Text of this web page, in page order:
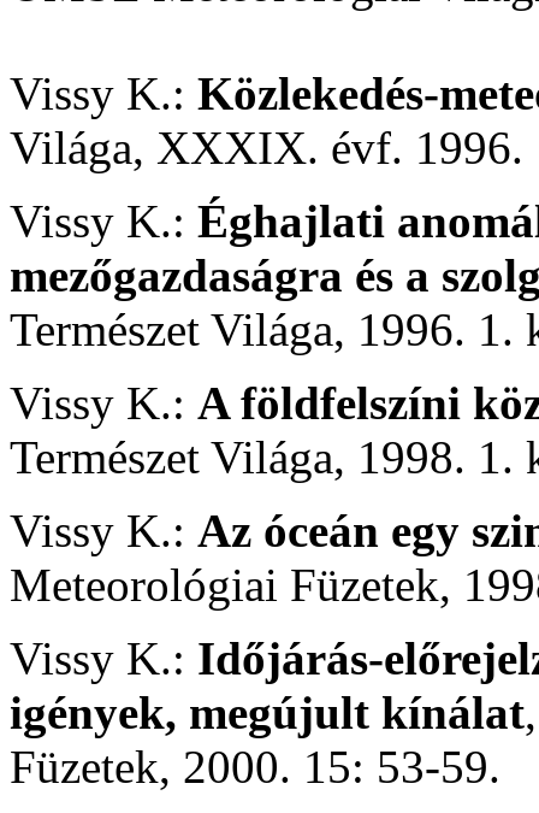
Vissy K.: Közlekedés-
Világa, XXXIX. évf. 1996.
Vissy K.: Éghajlati
mezőgazdaságra és a
Természet Világa, 1996. 1.
Vissy K.: A földfelszíni
Természet Világa, 1998. 1.
Vissy K.: Az óceán egy
Meteorológiai Füzetek,
Vissy K.: Időjárás-
igények, megújult kínálat
Füzetek, 2000. 15: 53-59.